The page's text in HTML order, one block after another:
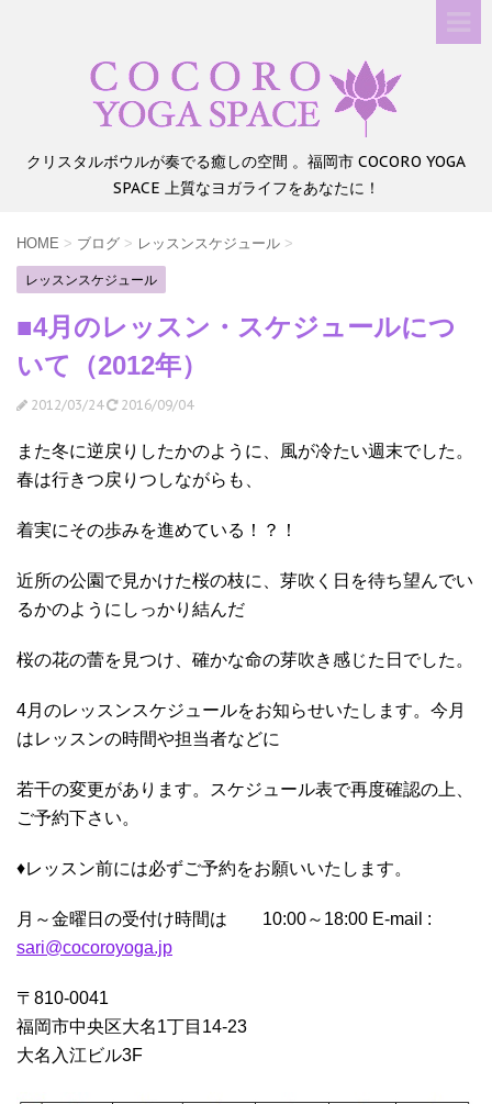
クリスタルボウルが奏でる癒しの空間 。福岡市 COCORO YOGA
SPACE 上質なヨガライフをあなたに！
HOME > ブログ > レッスンスケジュール >
レッスンスケジュール
■4月のレッスン・スケジュールにつ
いて（2012年）
2012/03/24 2016/09/04
また冬に逆戻りしたかのように、風が冷たい週末でした。
春は行きつ戻りつしながらも、
着実にその歩みを進めている！？！
近所の公園で見かけた桜の枝に、芽吹く日を待ち望んでい
るかのようにしっかり結んだ
桜の花の蕾を見つけ、確かな命の芽吹き感じた日でした。
4月のレッスンスケジュールをお知らせいたします。今月
はレッスンの時間や担当者などに
若干の変更があります。スケジュール表で再度確認の上、
ご予約下さい。
♦レッスン前には必ずご予約をお願いいたします。
月～金曜日の受付け時間は 10:00～18:00 E-mail :
sari@cocoroyoga.jp
〒810-0041
福岡市中央区大名1丁目14‐23
大名入江ビル3F